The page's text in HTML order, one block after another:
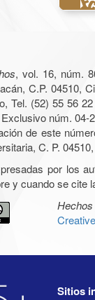
, vol. 16, núm.
C.P. 04510,
Tel. (52) 55 56
núm. 04-
de este
C. P.
por los
y cuando se cite
Sitios